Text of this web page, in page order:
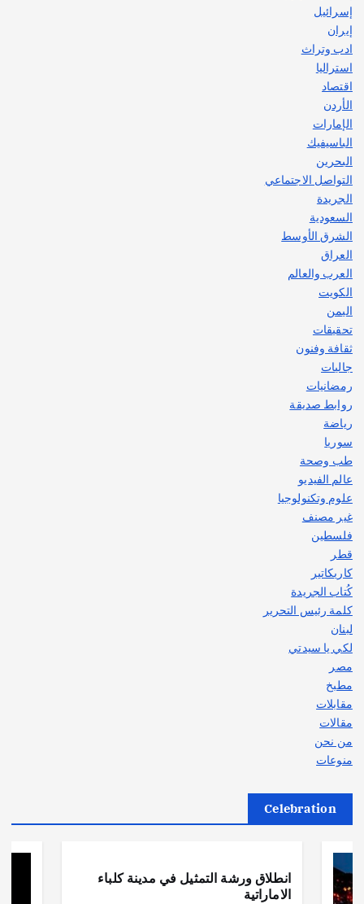
إسرائيل
إيران
ادب وتراث
استراليا
اقتصاد
الأردن
الإمارات
الباسيفيك
البحرين
التواصل الاجتماعي
الجريدة
السعودية
الشرق الأوسط
العراق
العرب والعالم
الكويت
اليمن
تحقيقات
ثقافة وفنون
جاليات
رمضانيات
روابط صديقة
رياضة
سوريا
طب وصحة
عالم الفيديو
علوم وتكنولوجيا
غير مصنف
فلسطين
قطر
كاريكاتير
كُتاب الجريدة
كلمة رئيس التحرير
لبنان
لكي يا سيدتي
مصر
مطبخ
مقابلات
مقالات
من نحن
منوعات
Celebration
انطلاق ورشة التمثيل في مدينة كلباء
الاماراتية